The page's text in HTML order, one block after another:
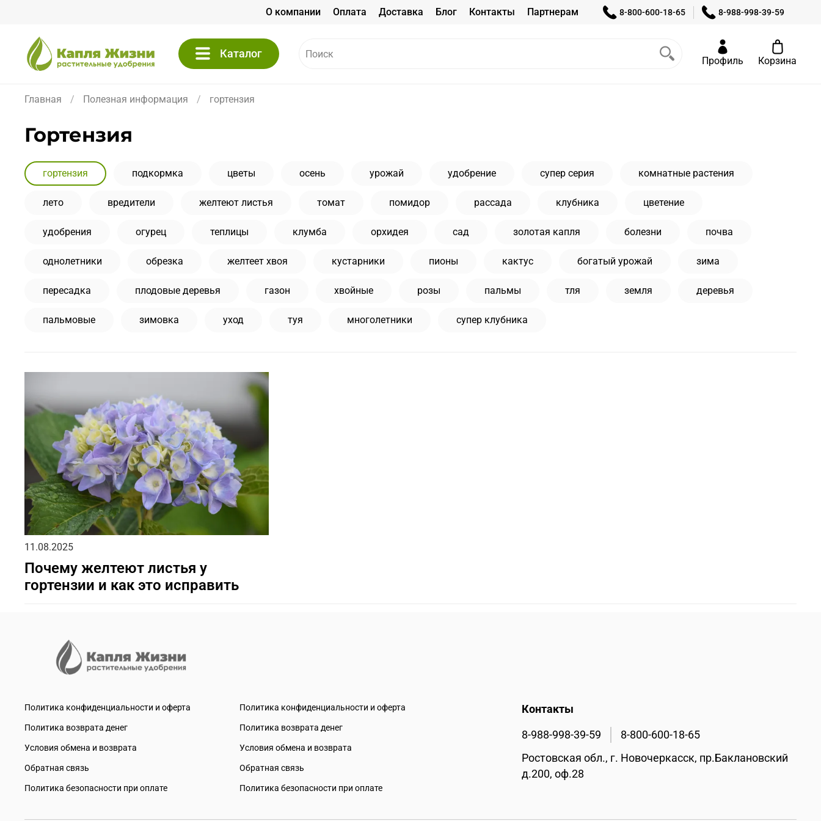
О компании Оплата Доставка Блог Контакты Партнерам 8-800-600-18-65 8-988-998-39-59
Каталог
Профиль Корзина
Главная Полезная информация гортензия
гортензия
гортензия подкормка цветы осень урожай удобрение супер серия комнатные растения
лето вредители желтеют листья томат помидор рассада клубника цветение
удобрения огурец теплицы клумба орхидея сад золотая капля болезни почва
однолетники обрезка желтеет хвоя кустарники пионы кактус богатый урожай зима
пересадка плодовые деревья газон хвойные розы пальмы тля земля деревья
пальмовые зимовка уход туя многолетники супер клубника
11.08.2025
Почему желтеют листья у
гортензии и как это исправить
Политика конфиденциальности и оферта
Политика возврата денег
Условия обмена и возврата
Обратная связь
Политика безопасности при оплате
Политика конфиденциальности и оферта
Политика возврата денег
Условия обмена и возврата
Обратная связь
Политика безопасности при оплате
Контакты
8-988-998-39-59
8-800-600-18-65
Ростовская обл., г. Новочеркасск, пр.Баклановский
д.200, оф.28